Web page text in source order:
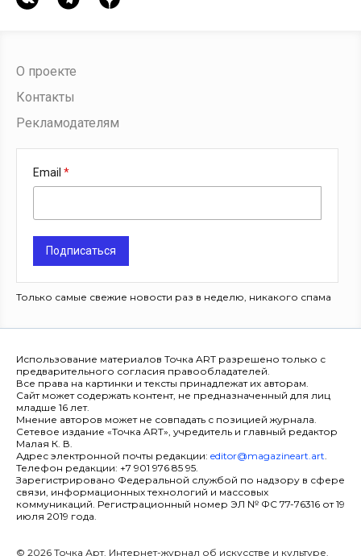
О проекте
Контакты
Рекламодателям
Email
Подписаться
Только самые свежие новости раз в неделю, никакого спама
Использование материалов Точка ART разрешено только с
предварительного согласия правообладателей.
Все права на картинки и тексты принадлежат их авторам.
Сайт может содержать контент, не предназначенный для лиц
младше 16 лет.
Мнение авторов может не совпадать с позицией журнала.
Сетевое издание «Точка ART», учредитель и главный редактор
Малая К. В.
Адрес электронной почты редакции: editor@magazineart.art.
Телефон редакции: +7 901 976 85 95.
Зарегистрировано Федеральной службой по надзору в сфере
связи, информационных технологий и массовых
коммуникаций. Регистрационный номер ЭЛ № ФС 77-76316 от 19
июля 2019 года.
© 2026 Точка Арт. Интернет-журнал об искусстве и культуре.